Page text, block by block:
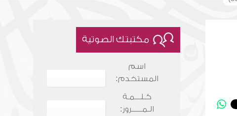
مكتبتك الصوتية
اسم
المستخدم:
كـلـــمـة
الـمـــــرور: